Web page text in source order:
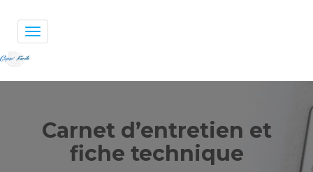
Toggle
navigation
Carnet d’entretien et
fiche technique